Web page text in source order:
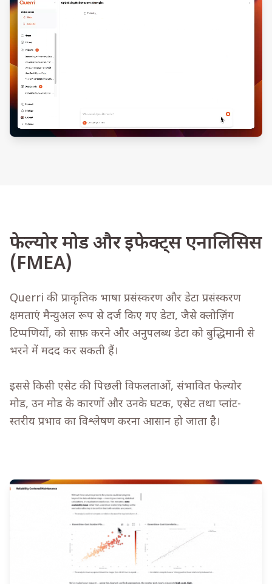
फेल्योर मोड और इफेक्ट्स एनालिसिस
(FMEA)
Querri की प्राकृतिक भाषा प्रसंस्करण और डेटा प्रसंस्करण
क्षमताएं मैन्युअल रूप से दर्ज किए गए डेटा, जैसे क्लोज़िंग
टिप्पणियों, को साफ़ करने और अनुपलब्ध डेटा को बुद्धिमानी से
भरने में मदद कर सकती हैं।
इससे किसी एसेट की पिछली विफलताओं, संभावित फेल्योर
मोड, उन मोड के कारणों और उनके घटक, एसेट तथा प्लांट-
स्तरीय प्रभाव का विश्लेषण करना आसान हो जाता है।